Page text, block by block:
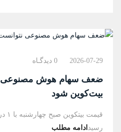
2026-07-29 0 دیدگـاه
ضعف سهام هوش مصنوعی
بیت‌کوین شود
رسید ادامه مطلب